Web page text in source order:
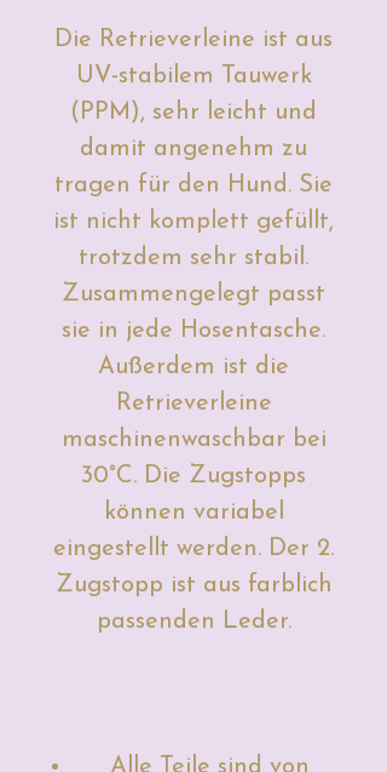
Die Retrieverleine ist aus
UV-stabilem Tauwerk
(PPM), sehr leicht und
damit angenehm zu
tragen für den Hund. Sie
ist nicht komplett gefüllt,
trotzdem sehr stabil.
Zusammengelegt passt
sie in jede Hosentasche.
Außerdem ist die
Retrieverleine
maschinenwaschbar bei
30°C. Die Zugstopps
können variabel
eingestellt werden. Der 2.
Zugstopp ist aus farblich
passenden Leder.
Alle Teile sind von